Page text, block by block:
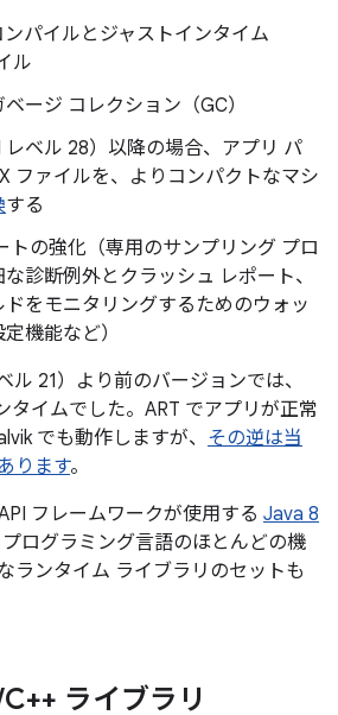
パイルとジャストインタイム
ル
ージ コレクション（GC）
レベル 28）以降の場合、アプリ パ
ファイルを、よりコンパクトなマシ
する
トの強化（専用のサンプリング プロ
診断例外とクラッシュ レポート、
をモニタリングするためのウォッ
機能など）
ル 21）より前のバージョンでは、
タイムでした。ART でアプリが正常
でも動作しますが、 その逆は当
ります。
フレームワークが使用する Java 8
ログラミング言語のほとんどの機
ランタイム ライブラリのセットも
C++ ライブラリ